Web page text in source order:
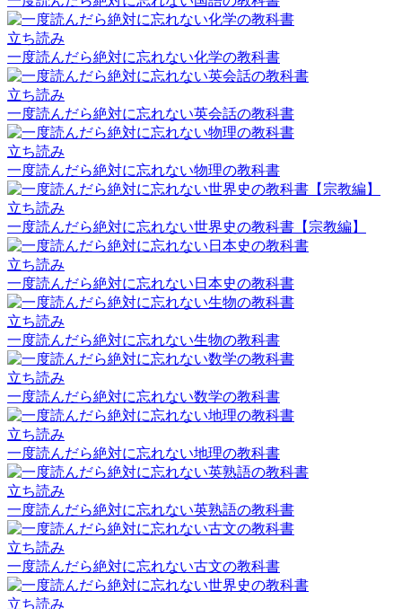
立ち読み
一度読んだら絶対に忘れない化学の教科書
立ち読み
一度読んだら絶対に忘れない英会話の教科書
立ち読み
一度読んだら絶対に忘れない物理の教科書
立ち読み
一度読んだら絶対に忘れない世界史の教科書【宗教編】
立ち読み
一度読んだら絶対に忘れない日本史の教科書
立ち読み
一度読んだら絶対に忘れない生物の教科書
立ち読み
一度読んだら絶対に忘れない数学の教科書
立ち読み
一度読んだら絶対に忘れない地理の教科書
立ち読み
一度読んだら絶対に忘れない英熟語の教科書
立ち読み
一度読んだら絶対に忘れない古文の教科書
立ち読み